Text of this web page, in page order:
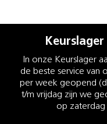
In onze Keurslager
de beste service van
per week geopend
t/m vrijdag zijn we
op zaterdag